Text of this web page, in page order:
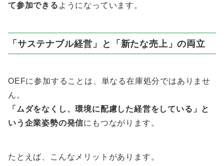
て参加できる ようになっています。
「サステナブル経営」と「新たな売上」の両立
OEFに参加することは、単なる在庫処分ではありませ
ん。
「ムダをなくし、環境に配慮した経営をしている」と
いう企業姿勢の発信にもつながります。
たとえば、こんなメリットがあります。